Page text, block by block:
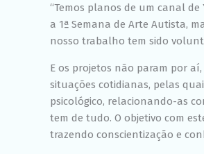
“Temos planos de um canal
a 1ª Semana de Arte Autista,
nosso trabalho tem sido
E os projetos não param por
situações cotidianas, pelas
psicológico, relacionando-as
tem de tudo. O objetivo com
trazendo conscientização e